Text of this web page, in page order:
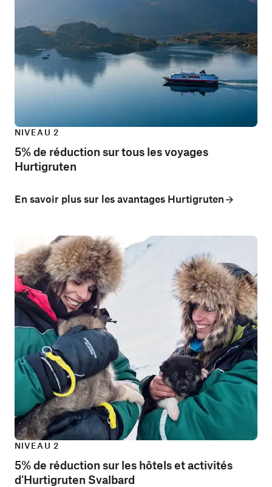
NIVEAU 2
5% de réduction sur tous les voyages
Hurtigruten
En savoir plus sur les avantages Hurtigruten
NIVEAU 2
5% de réduction sur les hôtels et activités
d'Hurtigruten Svalbard